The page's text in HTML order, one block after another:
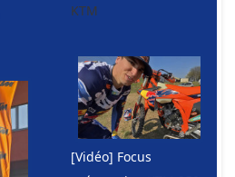
KTM
[Vidéo] Focus